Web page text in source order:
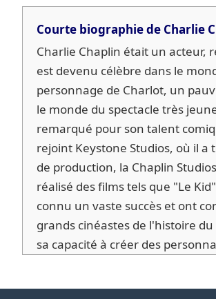
Courte biographie de Charlie
Charlie Chaplin était un acteur,
est devenu célèbre dans le
personnage de Charlot, un
le monde du spectacle très
remarqué pour son talent
rejoint Keystone Studios, où il
de production, la Chaplin
réalisé des films tels que "Le
connu un vaste succès et ont
grands cinéastes de l'histoire
sa capacité à créer des